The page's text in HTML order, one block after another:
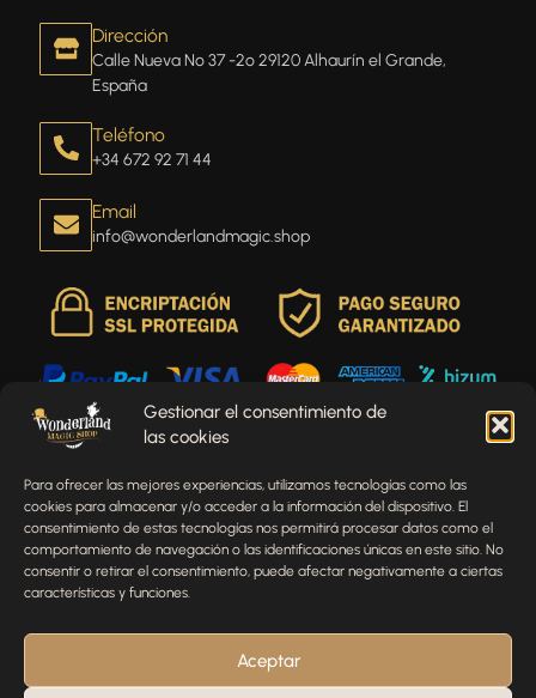
Gestionar el consentimiento de
las cookies
Para ofrecer las mejores experiencias, utilizamos tecnologías como las
cookies para almacenar y/o acceder a la información del dispositivo. El
consentimiento de estas tecnologías nos permitirá procesar datos como el
comportamiento de navegación o las identificaciones únicas en este sitio. No
consentir o retirar el consentimiento, puede afectar negativamente a ciertas
características y funciones.
Aceptar
Dirección
Calle Nueva Nº 37 -2º 29120 Alhaurín el Grande,
España
Teléfono
+34 672 92 71 44
Email
info@wonderlandmagic.shop
Envíenos un mensaje
¿Tienes alguna pregunta, comentario o necesitas ayuda
con tu pedido? Estamos aquí para ayudarte.
NOMBRE